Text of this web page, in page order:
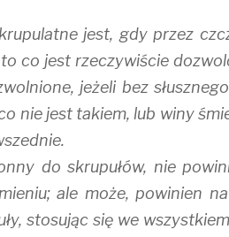
jest, gdy przez
co jest rzeczywiście
jeżeli bez
nie jest takiem, lub winy
do skrupułów, nie
ale może, powinien
stosując się we